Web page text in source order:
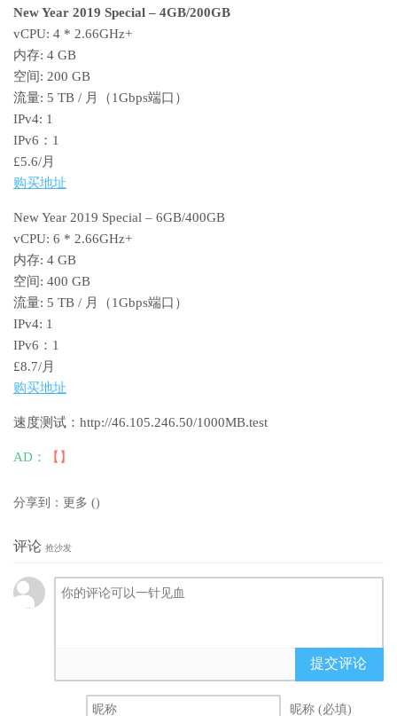
New Year 2019 Special – 4GB/200GB
vCPU: 4 * 2.66GHz+
内存: 4 GB
空间: 200 GB
流量: 5 TB / 月（1Gbps端口）
IPv4: 1
IPv6：1
£5.6/月
购买地址
New Year 2019 Special – 6GB/400GB
vCPU: 6 * 2.66GHz+
内存: 4 GB
空间: 400 GB
流量: 5 TB / 月（1Gbps端口）
IPv4: 1
IPv6：1
£8.7/月
购买地址
速度测试：http://46.105.246.50/1000MB.test
AD： 【】
分享到： 更多 ()
评论 抢沙发
提交评论
昵称 (必填)